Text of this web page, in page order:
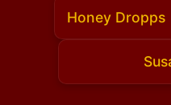
Honey Dropps